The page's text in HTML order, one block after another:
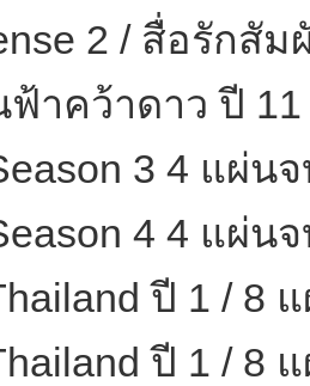
2 / สื่อรักสั
ฟ้าคว้าดาว ปี
3 4 แผ่น
4 4 แผ่น
ปี 1 / 8
ปี 1 / 8